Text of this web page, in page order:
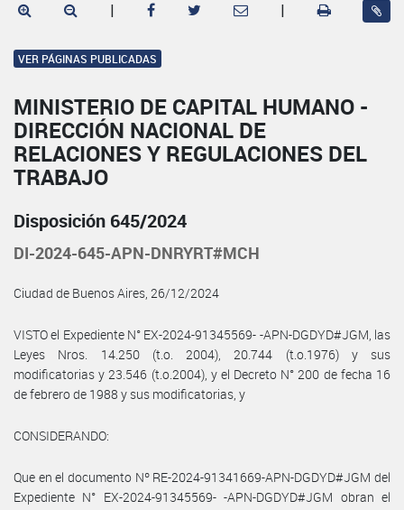
| |
VER PÁGINAS PUBLICADAS
MINISTERIO DE CAPITAL HUMANO -
DIRECCIÓN NACIONAL DE
RELACIONES Y REGULACIONES DEL
TRABAJO
Disposición 645/2024
DI-2024-645-APN-DNRYRT#MCH
Ciudad de Buenos Aires, 26/12/2024
VISTO el Expediente N° EX-2024-91345569- -APN-DGDYD#JGM, las
Leyes Nros. 14.250 (t.o. 2004), 20.744 (t.o.1976) y sus
modificatorias y 23.546 (t.o.2004), y el Decreto N° 200 de fecha 16
de febrero de 1988 y sus modificatorias, y
CONSIDERANDO:
Que en el documento Nº RE-2024-91341669-APN-DGDYD#JGM del
Expediente N° EX-2024-91345569- -APN-DGDYD#JGM obran el